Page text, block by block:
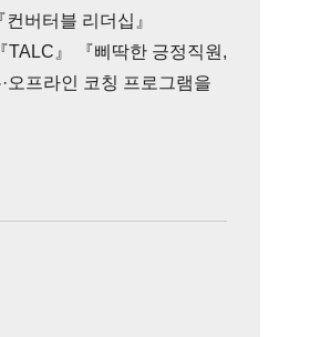
버터블 리더십』
TALC』 『삐딱한 긍정직원,
오프라인 코칭 프로그램을